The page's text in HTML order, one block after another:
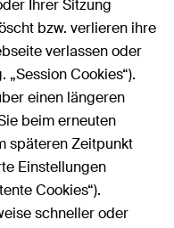
Ihrer Sitzung
bzw. verlieren ihre
verlassen oder
Cookies“).
einen längeren
beim erneuten
späteren Zeitpunkt
Einstellungen
Cookies“).
schneller oder